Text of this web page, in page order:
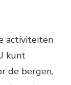
activiteiten
kunt
de bergen,